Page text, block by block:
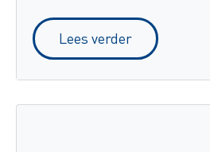
Lees verder